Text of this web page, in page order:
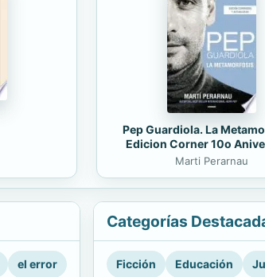
Pep Guardiola. La
Edicion Corner 10o
Marti Perarnau
el error
Categorías
Ficción Educación